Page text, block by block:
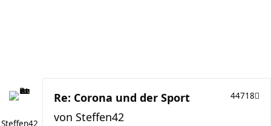
Steffen42
Re: Corona und der Sport 44718
von Steffen42